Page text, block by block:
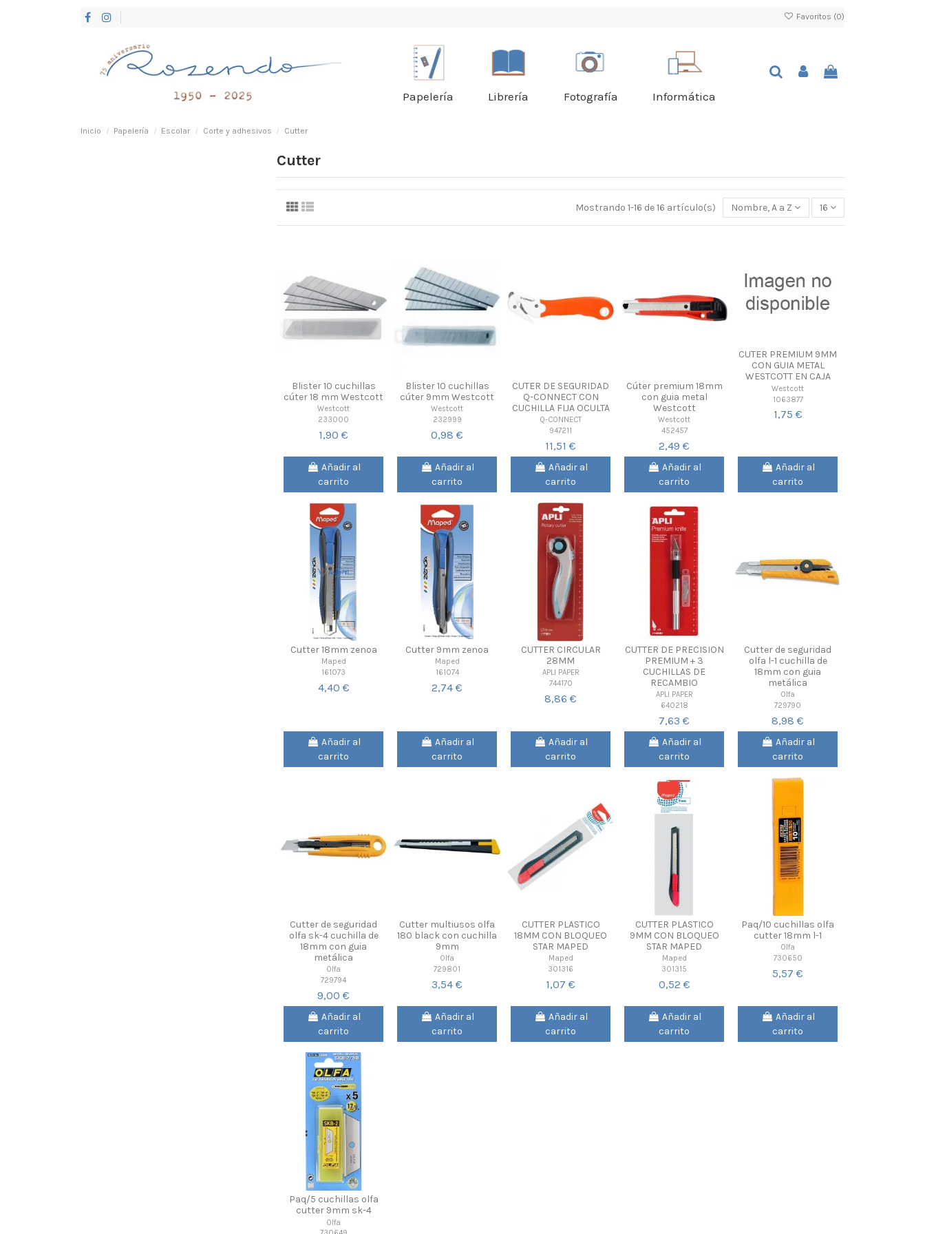
Favoritos (0)
Papelería Librería Fotografía Informática
Inicio Papelería Escolar Corte y adhesivos Cutter
Cutter
Mostrando 1-16 de 16 artículo(s) Nombre, A a Z 16
Blister 10 cuchillas
cúter 18 mm Westcott
Westcott
233000
1,90 €
Añadir al
carrito
Blister 10 cuchillas
cúter 9mm Westcott
Westcott
232999
0,98 €
Añadir al
carrito
CUTER DE SEGURIDAD
Q-CONNECT CON
CUCHILLA FIJA OCULTA
Q-CONNECT
947211
11,51 €
Añadir al
carrito
Cúter premium 18mm
con guia metal
Westcott
Westcott
452457
2,49 €
Añadir al
carrito
CUTER PREMIUM 9MM
CON GUIA METAL
WESTCOTT EN CAJA
Westcott
1063877
1,75 €
Añadir al
carrito
Cutter 18mm zenoa
Maped
161073
4,40 €
Añadir al
carrito
Cutter 9mm zenoa
Maped
161074
2,74 €
Añadir al
carrito
CUTTER CIRCULAR
28MM
APLI PAPER
744170
8,86 €
Añadir al
carrito
CUTTER DE PRECISION
PREMIUM + 3
CUCHILLAS DE
RECAMBIO
APLI PAPER
640218
7,63 €
Añadir al
carrito
Cutter de seguridad
olfa l-1 cuchilla de
18mm con guia
metálica
Olfa
729790
8,98 €
Añadir al
carrito
Cutter de seguridad
olfa sk-4 cuchilla de
18mm con guia
metálica
Olfa
729794
9,00 €
Añadir al
carrito
Cutter multiusos olfa
180 black con cuchilla
9mm
Olfa
729801
3,54 €
Añadir al
carrito
CUTTER PLASTICO
18MM CON BLOQUEO
STAR MAPED
Maped
301316
1,07 €
Añadir al
carrito
CUTTER PLASTICO
9MM CON BLOQUEO
STAR MAPED
Maped
301315
0,52 €
Añadir al
carrito
Paq/10 cuchillas olfa
cutter 18mm l-1
Olfa
730650
5,57 €
Añadir al
carrito
Paq/5 cuchillas olfa
cutter 9mm sk-4
Olfa